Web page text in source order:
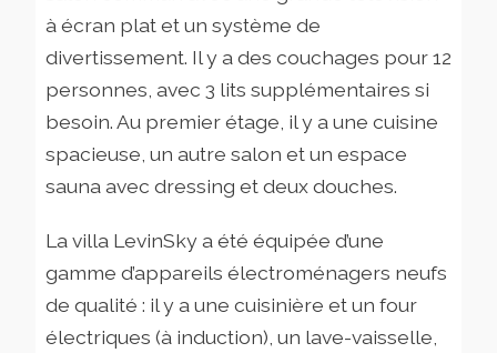
à écran plat et un système de
divertissement. Il y a des couchages pour 12
personnes, avec 3 lits supplémentaires si
besoin. Au premier étage, il y a une cuisine
spacieuse, un autre salon et un espace
sauna avec dressing et deux douches.
La villa LevinSky a été équipée d’une
gamme d’appareils électroménagers neufs
de qualité : il y a une cuisinière et un four
électriques (à induction), un lave-vaisselle,